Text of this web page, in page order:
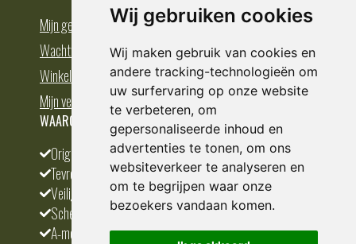
Wij gebruiken cookies
Wij maken gebruik van cookies en
andere tracking-technologieën om
uw surfervaring op onze website
te verbeteren, om
gepersonaliseerde inhoud en
advertenties te tonen, om ons
websiteverkeer te analyseren en
om te begrijpen waar onze
bezoekers vandaan komen.
Mijn gegevens
Wachtwoord vergeten
Winkelmand
Mijn verlanglijst
WAAROM BESTELLEN BIJ DEDUMP.NL
Origineel en divers
Tevreden klanten
Veilig betalen
Scherpste prijs
A-merken